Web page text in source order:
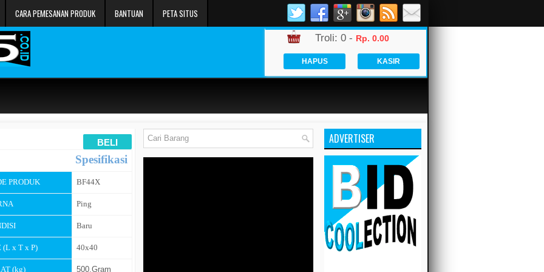
CARA PEMESANAN PRODUK BANTUAN PETA SITUS
Troli: 0 - Rp. 0.00
HAPUS KASIR
Spesifikasi
PRODUK BF44X
Ping
Baru
(L x T x P) 40x40
(kg) 500.Gram
ADVERTISER